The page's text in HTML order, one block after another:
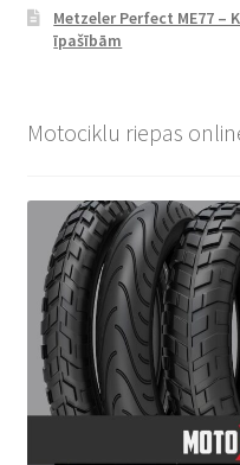
Metzeler Perfect ME77
īpašībām
Motociklu riepas